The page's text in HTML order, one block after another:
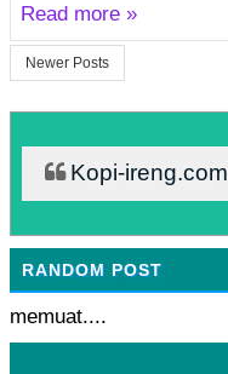
Read more »
Newer Posts
Kopi-ireng.com
RANDOM POST
memuat....